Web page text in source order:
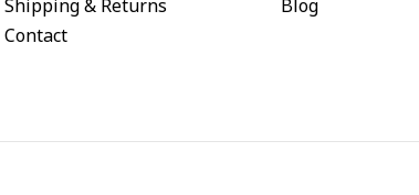
Shipping & Returns
Contact
Blog